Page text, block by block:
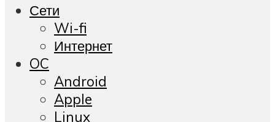
Сети
Wi-fi
Интернет
OC
Android
Apple
Linux